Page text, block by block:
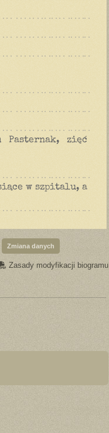
Pasternak, zięć
w szpitalu, a
Zmiana danych
Zasady modyfikacji biogramu